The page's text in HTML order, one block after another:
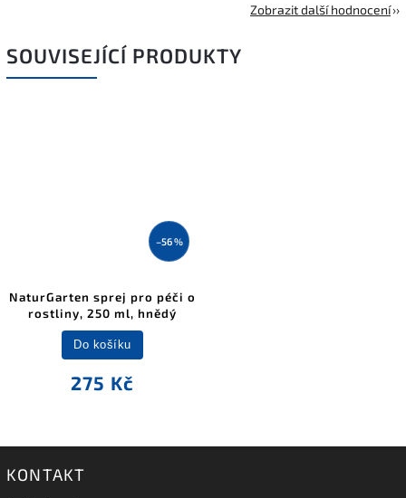
Zobrazit další hodnocení
SOUVISEJÍCÍ PRODUKTY
–56 %
NaturGarten sprej pro péči o
rostliny, 250 ml, hnědý
275 Kč
Do košíku
KONTAKT